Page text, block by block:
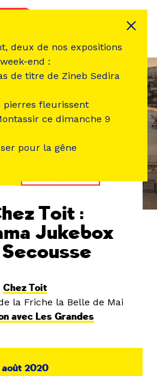
Toit :
Jukebox
Chez Toit
la Friche la Belle de Mai
avec Les Grandes
2020
deux de nos expositions
end :
de titre de Zineb Sedira
pierres fleurissent
ce dimanche 9
pour la gêne
cookies